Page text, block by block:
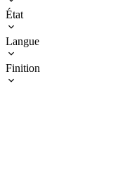
État
Langue
Finition